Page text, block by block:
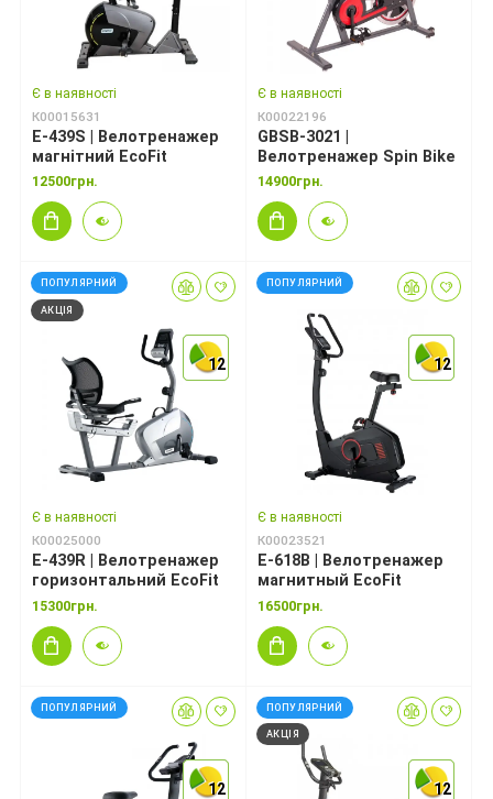
Є в наявності
К00015631
E-439S | Велотренажер
магнітний EcoFit
12500грн.
Є в наявності
К00022196
GBSB-3021 |
Велотренажер Spin Bike
14900грн.
12
12
12
ПОПУЛЯРНИЙ
АКЦІЯ
Є в наявності
К00025000
E-439R | Велотренажер
горизонтальний EcoFit
15300грн.
12
12
12
ПОПУЛЯРНИЙ
Є в наявності
К00023521
E-618B | Велотренажер
магнитный EcoFit
16500грн.
12
12
12
ПОПУЛЯРНИЙ
12
12
12
ПОПУЛЯРНИЙ
АКЦІЯ